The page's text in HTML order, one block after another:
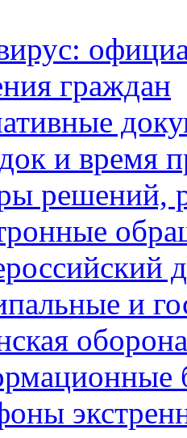
граждан
и время
решений,
и